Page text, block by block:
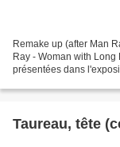
Remake up (after Man
Ray - Woman with
présentées dans
Taureau, tête